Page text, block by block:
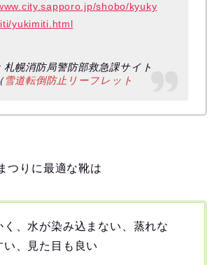
shobo/kyuky
yukimiti.html
札幌消防局警防部救急課サイト
雪道転倒防止リーフレット
つりに最適な靴は
く、水が染み込まない、蒸れな
い、見た目も良い